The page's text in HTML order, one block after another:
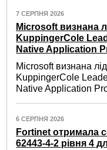
7 СЕРПНЯ 2026
Microsoft визнана
KuppingerCole
Native Application
Microsoft визнана
KuppingerCole
Native Application
6 СЕРПНЯ 2026
Fortinet отримала
62443-4-2 рівня 4